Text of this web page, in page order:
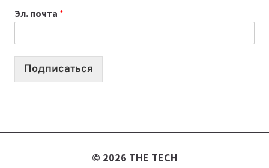
ИИ-
АГЕНТАХ
Эл. почта *
Подписаться
© 2026 THE TECH